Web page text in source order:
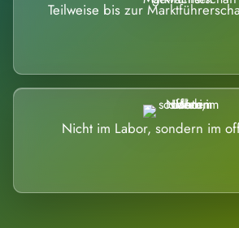
Teilweise bis zur
Nicht im Labor, sondern im